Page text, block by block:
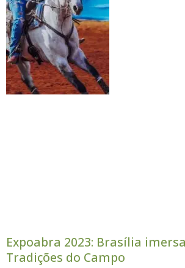
Expoabra 2023: Brasília
Tradições do Campo